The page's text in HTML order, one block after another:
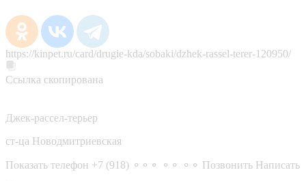
https://kinpet.ru/card/drugie-kda/sobaki/dzhek-rassel-terer-120950/
Ссылка скопирована
Джек-рассел-терьер
ст-ца Новодмитриевская
Показать телефон +7 (918) ⚬⚬⚬ ⚬⚬ ⚬⚬ Позвонить Написать